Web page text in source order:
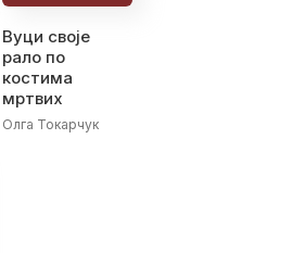
Вуци своје
рало по
костима
мртвих
Олга Токарчук